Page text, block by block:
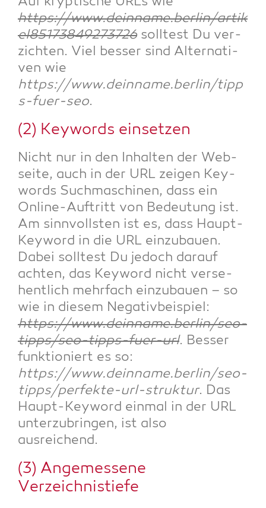
https://www.deinname.berlin/artik
el85173849273726 soll­test Du ver­
zich­ten. Viel bes­ser sind Alter­na­ti­
ven wie
https://www.deinname.berlin/tipp
s-fuer-seo.
(2) Key­words einsetzen
Nicht nur in den Inhal­ten der Web­
sei­te, auch in der URL zei­gen Key­
words Such­ma­schi­nen, dass ein
Online-Auf­tritt von Bedeu­tung ist.
Am sinn­volls­ten ist es, dass Haupt-
Key­word in die URL ein­zu­bau­en.
Dabei soll­test Du jedoch dar­auf
ach­ten, das Key­word nicht ver­se­
hent­lich mehr­fach ein­zu­bau­en – so
wie in die­sem Nega­tiv­bei­spiel:
https://www.deinname.berlin/seo-
tipps/seo-tipps-fuer-url. Bes­ser
funk­tio­niert es so:
https://www.deinname.berlin/seo-
tipps/perfekte-url-struktur. Das
Haupt-Key­word ein­mal in der URL
unter­zu­brin­gen, ist also
ausreichend.
(3) Ange­mes­se­ne
Verzeichnistiefe